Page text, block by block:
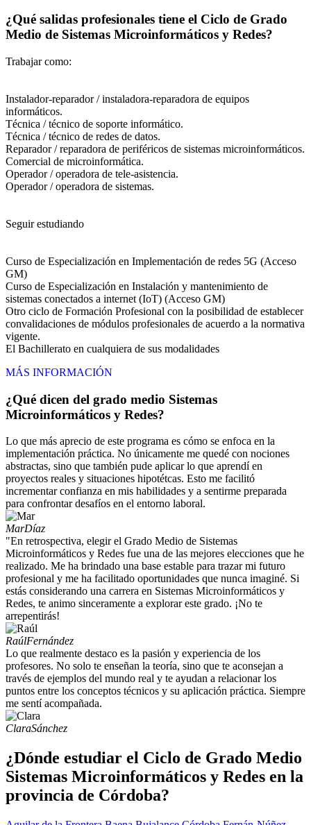
¿Qué salidas profesionales tiene el Ciclo de Grado
Medio de Sistemas Microinformáticos y Redes?
Trabajar como:
Instalador-reparador / instaladora-reparadora de equipos
informáticos.
Técnica / técnico de soporte informático.
Técnica / técnico de redes de datos.
Reparador / reparadora de periféricos de sistemas microinformáticos.
Comercial de microinformática.
Operador / operadora de tele-asistencia.
Operador / operadora de sistemas.
Seguir estudiando
Curso de Especialización en Implementación de redes 5G (Acceso
GM)
Curso de Especialización en Instalación y mantenimiento de
sistemas conectados a internet (IoT) (Acceso GM)
Otro ciclo de Formación Profesional con la posibilidad de establecer
convalidaciones de módulos profesionales de acuerdo a la normativa
vigente.
El Bachillerato en cualquiera de sus modalidades
MÁS INFORMACIÓN
¿Qué dicen del grado medio Sistemas
Microinformáticos y Redes?
Lo que más aprecio de este programa es cómo se enfoca en la
implementación práctica. No únicamente me quedé con nociones
abstractas, sino que también pude aplicar lo que aprendí en
proyectos reales y situaciones hipotétcas. Esto me facilitó
incrementar confianza en mis habilidades y a sentirme preparada
para confrontar desafíos en el entorno laboral.
MarDíaz
"En retrospectiva, elegir el Grado Medio de Sistemas
Microinformáticos y Redes fue una de las mejores elecciones que he
realizado. Me ha brindado una base estable para trazar mi futuro
profesional y me ha facilitado oportunidades que nunca imaginé. Si
estás considerando una carrera en Sistemas Microinformáticos y
Redes, te animo sinceramente a explorar este grado. ¡No te
arrepentirás!
RaúlFernández
Lo que realmente destaco es la pasión y experiencia de los
profesores. No solo te enseñan la teoría, sino que te aconsejan a
través de ejemplos del mundo real y te ayudan a relacionar los
puntos entre los conceptos técnicos y su aplicación práctica. Siempre
me sentí acompañada.
ClaraSánchez
¿Dónde estudiar el Ciclo de Grado Medio
Sistemas Microinformáticos y Redes en la
provincia de Córdoba?